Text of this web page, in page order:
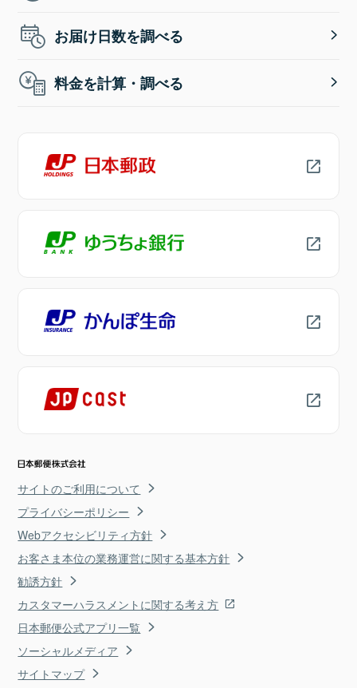
お届け日数を調べる
料金を計算・調べる
サイトのご利用について
プライバシーポリシー
Webアクセシビリティ方針
お客さま本位の業務運営に関する基本方針
勧誘方針
カスタマーハラスメントに関する考え方
日本郵便公式アプリ一覧
ソーシャルメディア
サイトマップ